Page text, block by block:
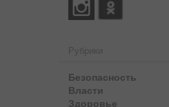
Рубрики
Безопасность
Власти
Здоровье